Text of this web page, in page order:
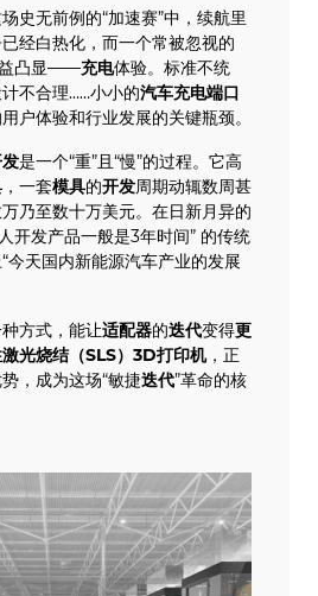
史无前例的“加速赛”中，续航里
经白热化，而一个常被忽视的
益凸显——充电体验。标准不统
不合理……小小的汽车充电端口
户体验和行业发展的关键瓶颈。
是一个“重”且“慢”的过程。它高
，一套模具的开发周期动辄数周甚
乃至数十万美元。在日新月异的
开发产品一般是3年时间” 的传统
今天国内新能源汽车产业的发展
方式，能让适配器的迭代变得更
光烧结（SLS） 3D打印机，正
，成为这场“敏捷迭代”革命的核